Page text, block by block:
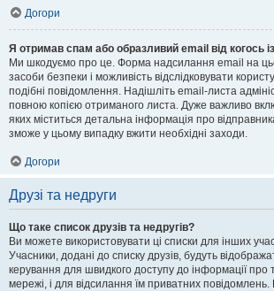
Догори
Я отримав спам або образливий email від когось
Ми шкодуємо про це. Форма надсилання email на
засоби безпеки і можливість відслідковувати
подібні повідомлення. Надішліть email-листа
повною копією отриманого листа. Дуже важливо
яких міститься детальна інформація про
зможе у цьому випадку вжити необхідні заходи.
Догори
Друзі та недруги
Що таке список друзів та недругів?
Ви можете використовувати ці списки для інших
Учасники, додані до списку друзів, будуть
керування для швидкого доступу до інформації про
мережі, і для відсилання їм приватних